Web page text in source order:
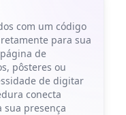
com um código
para sua
de
pôsteres ou
de digitar
conecta
presença